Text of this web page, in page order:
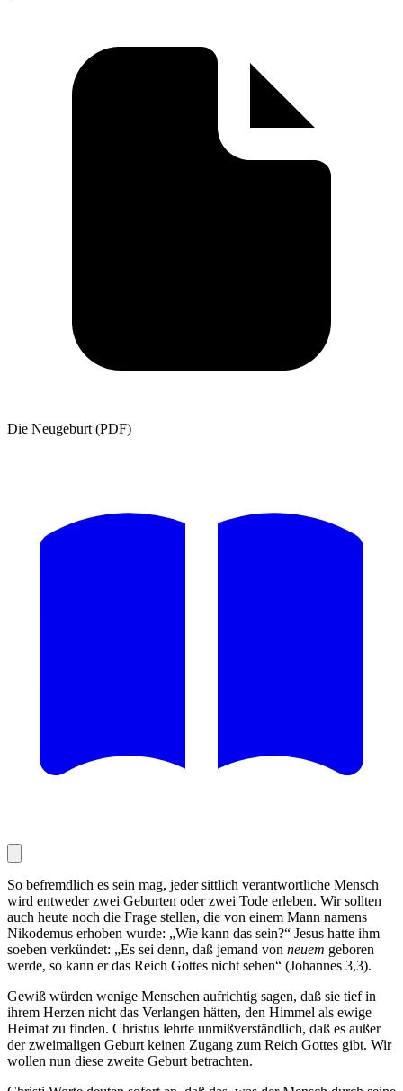
Die Neugeburt (PDF)
So befremdlich es sein mag, jeder sittlich verantwortliche Mensch
wird entweder zwei Geburten oder zwei Tode erleben. Wir sollten
auch heute noch die Frage stellen, die von einem Mann namens
Nikodemus erhoben wurde: „Wie kann das sein?“ Jesus hatte ihm
soeben verkündet: „Es sei denn, daß jemand von neuem geboren
werde, so kann er das Reich Gottes nicht sehen“ (Johannes 3,3).
Gewiß würden wenige Menschen aufrichtig sagen, daß sie tief in
ihrem Herzen nicht das Verlangen hätten, den Himmel als ewige
Heimat zu finden. Christus lehrte unmißverständlich, daß es außer
der zweimaligen Geburt keinen Zugang zum Reich Gottes gibt. Wir
wollen nun diese zweite Geburt betrachten.